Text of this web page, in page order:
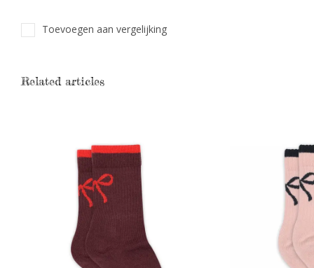
Toevoegen aan vergelijking
Related articles